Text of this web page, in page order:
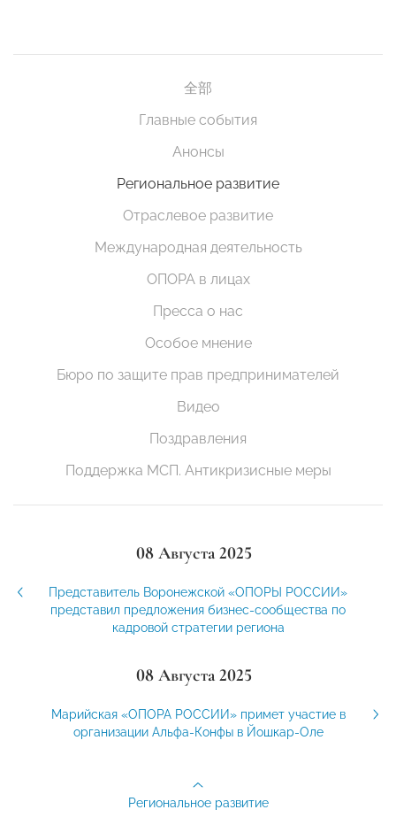
全部
Главные события
Анонсы
Региональное развитие
Отраслевое развитие
Международная деятельность
ОПОРА в лицах
Пресса о нас
Особое мнение
Бюро по защите прав предпринимателей
Видео
Поздравления
Поддержка МСП. Антикризисные меры
08 Августа 2025
Представитель Воронежской «ОПОРЫ РОССИИ»
представил предложения бизнес-сообщества по
кадровой стратегии региона
08 Августа 2025
Марийская «ОПОРА РОССИИ» примет участие в
организации Альфа-Конфы в Йошкар-Оле
Региональное развитие